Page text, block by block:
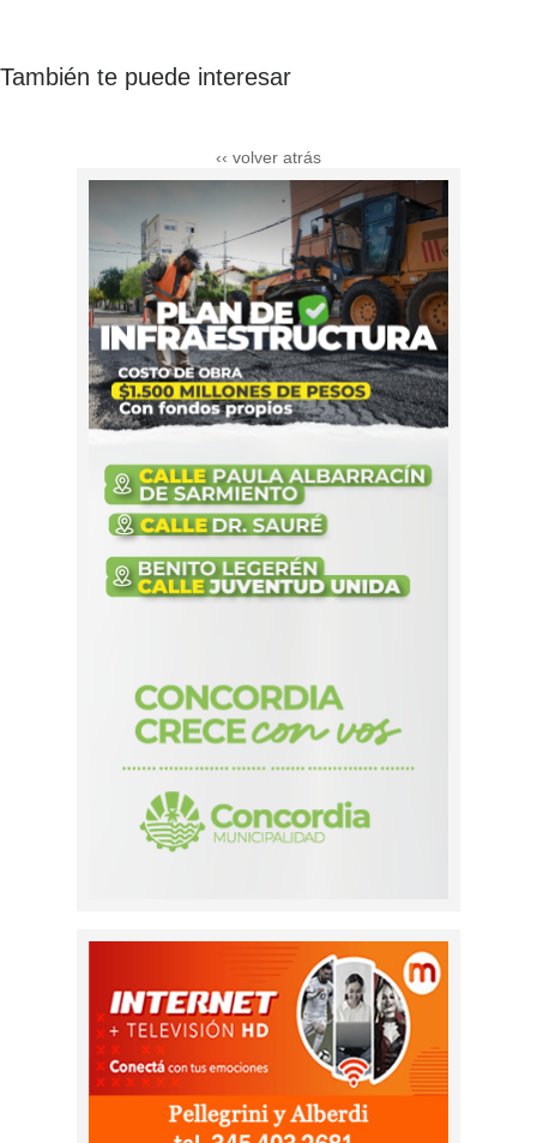
También te puede interesar
‹‹ volver atrás